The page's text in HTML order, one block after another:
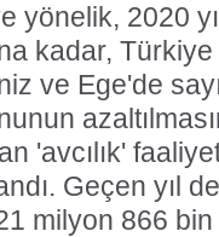
yönelik, 2020
kadar,
ve Ege'de
'avcılık'
Geçen yıl
milyon 866